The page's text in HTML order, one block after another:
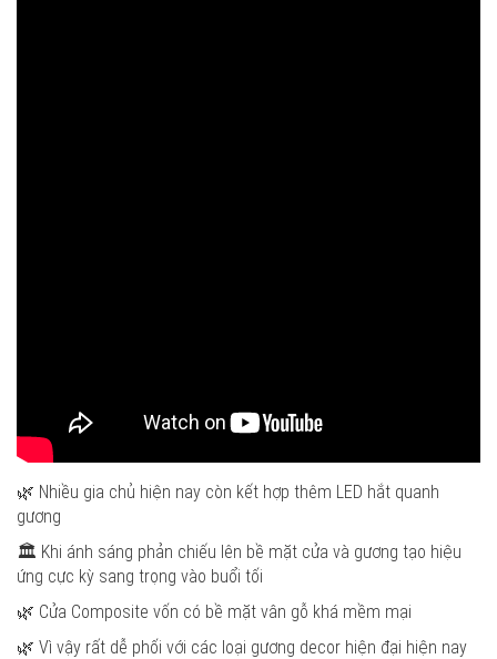
🌿 Nhiều gia chủ hiện nay còn kết hợp thêm LED hắt quanh
gương
🏛️ Khi ánh sáng phản chiếu lên bề mặt cửa và gương tạo hiệu
ứng cực kỳ sang trọng vào buổi tối
🌿 Cửa Composite vốn có bề mặt vân gỗ khá mềm mại
🌿 Vì vậy rất dễ phối với các loại gương decor hiện đại hiện nay